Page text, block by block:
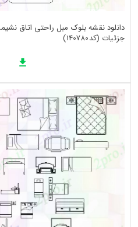
جزئیات (کد140780)